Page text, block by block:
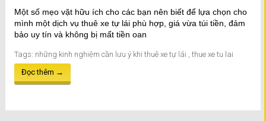
Một số mẹo vặt hữu ích cho các bạn nên biết để lựa chọn cho
mình một dịch vụ thuê xe tự lái phù hợp, giá vừa túi tiền, đảm
bảo uy tín và không bị mất tiền oan
Tags: những kinh nghiệm cần lưu ý khi thuê xe tự lái , thue xe tu lai
Đọc thêm →